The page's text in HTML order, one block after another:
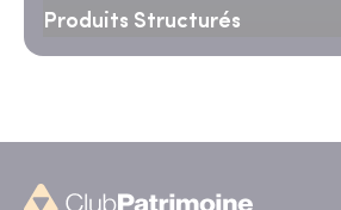
Produits Structurés